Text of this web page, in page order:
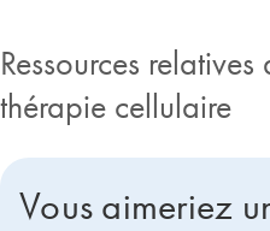
Ressources
thérapie cellulaire
Vous aimeriez